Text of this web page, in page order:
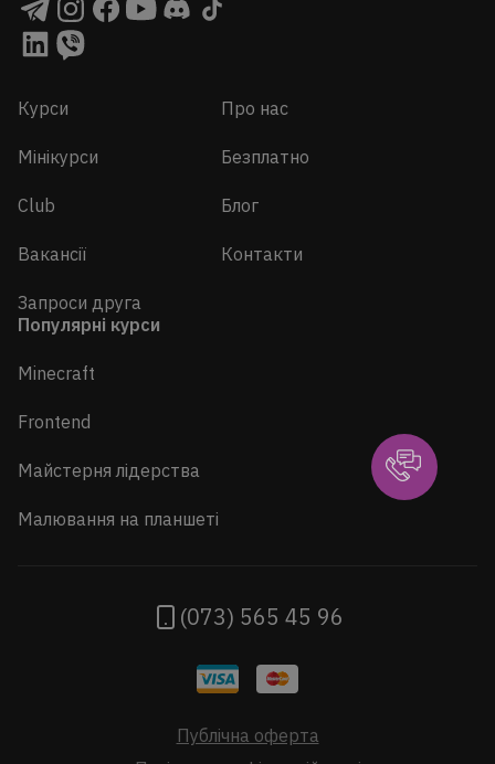
Курси
Мінікурси
Club
Вакансії
Запроси друга
Про нас
Безплатно
Блог
Контакти
Популярні курси
Minecraft
Frontend
Майстерня лідерства
Малювання на планшеті
(073) 565 45 96
Публічна оферта